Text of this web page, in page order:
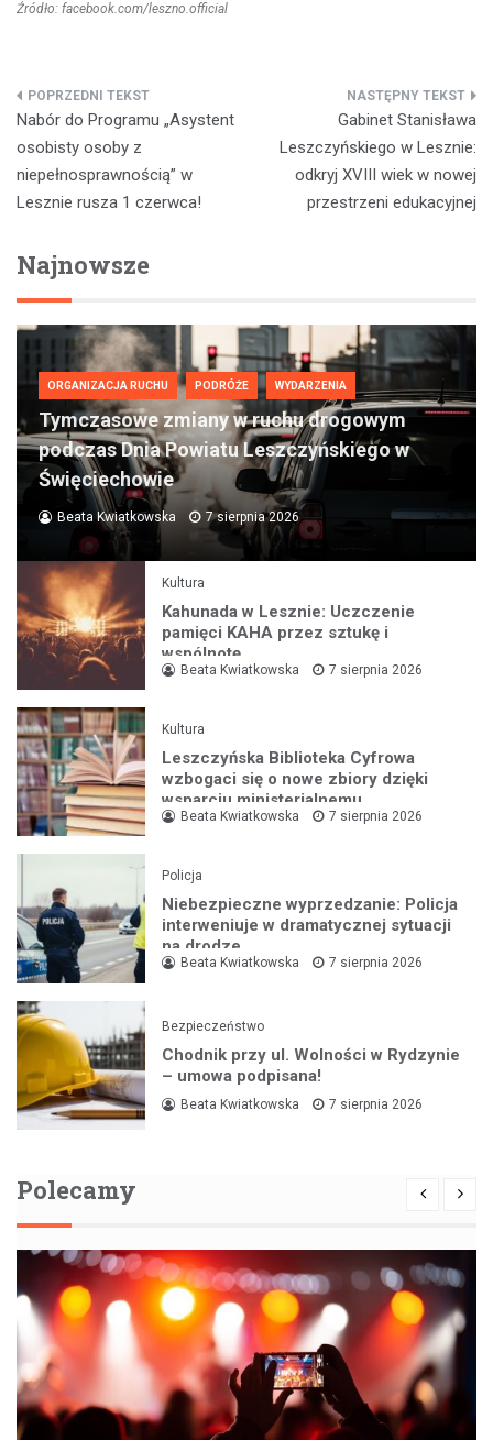
Źródło: facebook.com/leszno.official
Nawigacja
wpisu
Nabór do Programu „Asystent
osobisty osoby z
niepełnosprawnością” w
Lesznie rusza 1 czerwca!
Gabinet Stanisława
Leszczyńskiego w Lesznie:
odkryj XVIII wiek w nowej
przestrzeni edukacyjnej
Najnowsze
ORGANIZACJA RUCHU PODRÓŻE WYDARZENIA
Tymczasowe zmiany w ruchu drogowym
podczas Dnia Powiatu Leszczyńskiego w
Święciechowie
Beata Kwiatkowska 7 sierpnia 2026
Kultura
Kahunada w Lesznie: Uczczenie
pamięci KAHA przez sztukę i
wspólnotę
Beata Kwiatkowska 7 sierpnia 2026
Kultura
Leszczyńska Biblioteka Cyfrowa
wzbogaci się o nowe zbiory dzięki
wsparciu ministerialnemu
Beata Kwiatkowska 7 sierpnia 2026
Policja
Niebezpieczne wyprzedzanie: Policja
interweniuje w dramatycznej sytuacji
na drodze
Beata Kwiatkowska 7 sierpnia 2026
Bezpieczeństwo
Chodnik przy ul. Wolności w Rydzynie
– umowa podpisana!
Beata Kwiatkowska 7 sierpnia 2026
Polecamy